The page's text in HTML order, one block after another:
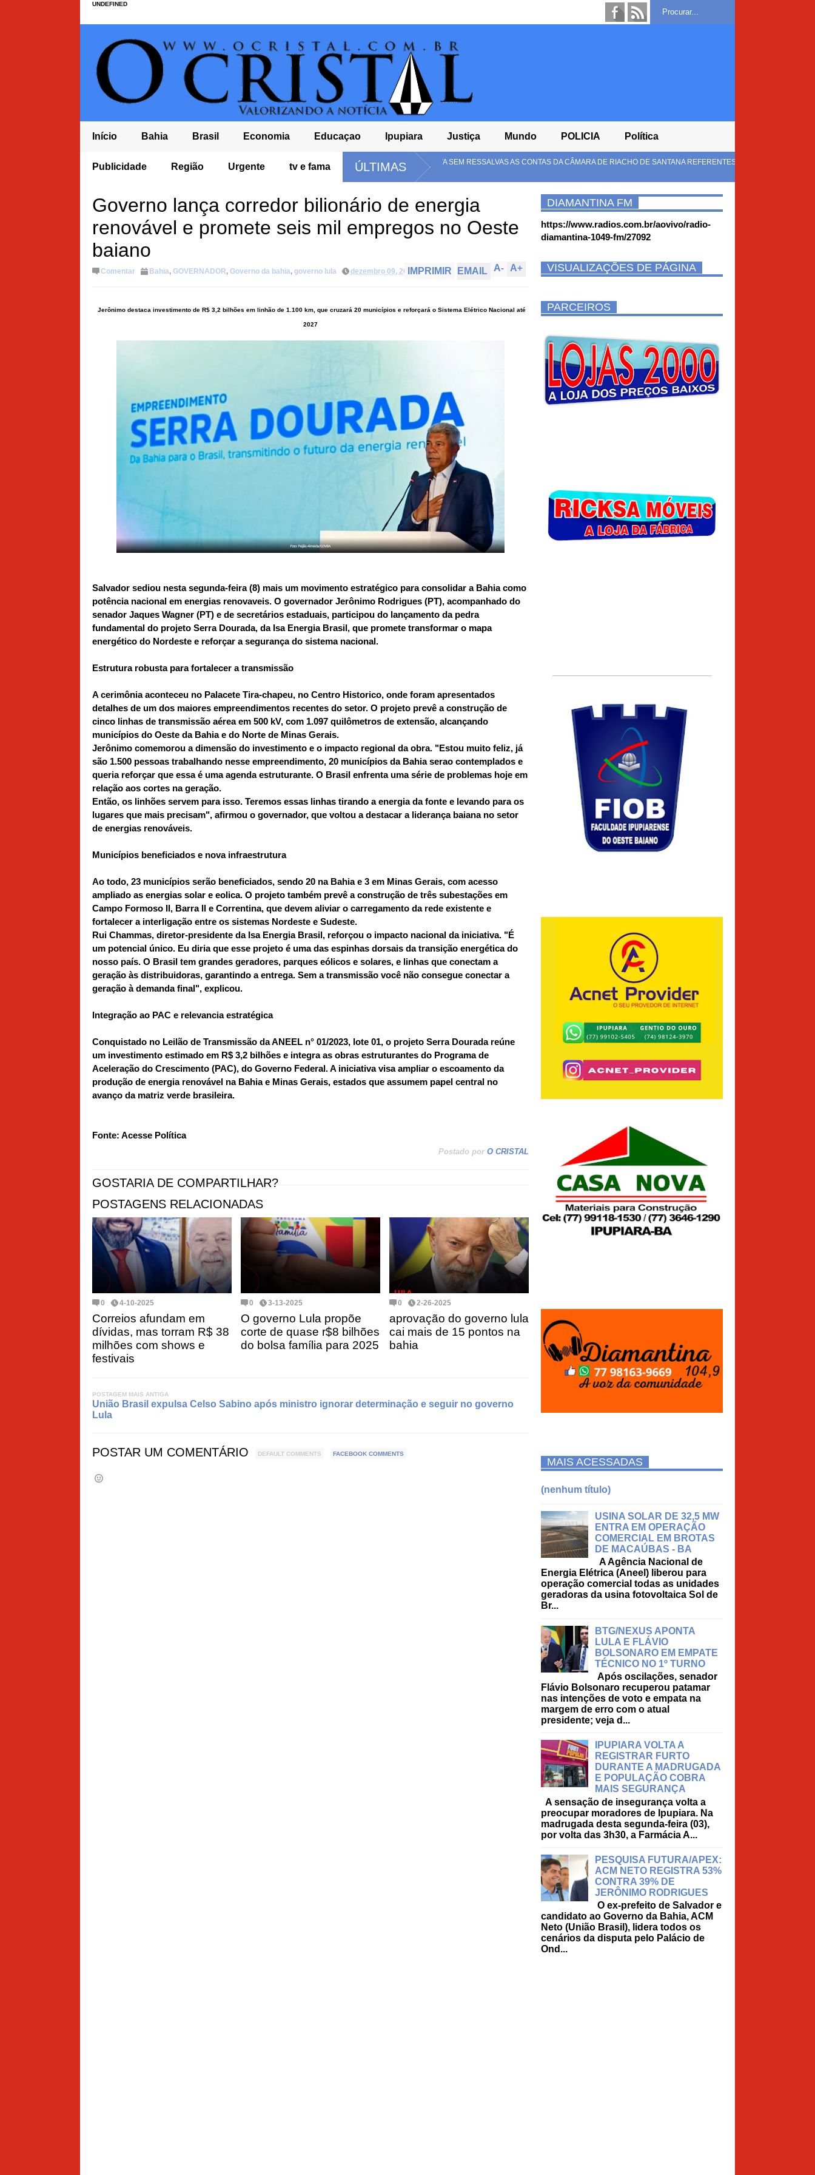
UNDEFINED
Início Bahia Brasil Economia Educaçao Ipupiara Justiça Mundo POLICIA Política
Publicidade Região Urgente tv e fama ÚLTIMAS
NO BRASIL E TEM PIOR NOTA DO ENSINO MÉDIO NO
TCM-BA APROVA SEM RESSALVAS AS CONTAS DA CÂMARA DE RIACHO DE SANTANA REFERENTES AO EXERCÍCIO
DE 2024
MULUNGU DO
Governo lança corredor bilionário de energia
renovável e promete seis mil empregos no Oeste
baiano
Comentar Bahia, GOVERNADOR, Governo da bahia, governo lula dezembro 09, 2025 A+
A-
IMPRIMIR EMAIL
Jerônimo destaca investimento de R$ 3,2 bilhões em linhão de 1.100 km, que cruzará 20 municípios e reforçará o Sistema Elétrico Nacional até
2027
Salvador sediou nesta segunda-feira (8) mais um movimento estratégico para consolidar a Bahia como
potência nacional em energias renovaveis. O governador Jerônimo Rodrigues (PT), acompanhado do
senador Jaques Wagner (PT) e de secretários estaduais, participou do lançamento da pedra
fundamental do projeto Serra Dourada, da Isa Energia Brasil, que promete transformar o mapa
energético do Nordeste e reforçar a segurança do sistema nacional.
Estrutura robusta para fortalecer a transmissão
A cerimônia aconteceu no Palacete Tira-chapeu, no Centro Historico, onde foram apresentados
detalhes de um dos maiores empreendimentos recentes do setor. O projeto prevê a construção de
cinco linhas de transmissão aérea em 500 kV, com 1.097 quilômetros de extensão, alcançando
municípios do Oeste da Bahia e do Norte de Minas Gerais.
Jerônimo comemorou a dimensão do investimento e o impacto regional da obra. "Estou muito feliz, já
são 1.500 pessoas trabalhando nesse empreendimento, 20 municípios da Bahia serao contemplados e
queria reforçar que essa é uma agenda estruturante. O Brasil enfrenta uma série de problemas hoje em
relação aos cortes na geração.
Então, os linhões servem para isso. Teremos essas linhas tirando a energia da fonte e levando para os
lugares que mais precisam", afirmou o governador, que voltou a destacar a liderança baiana no setor
de energias renováveis.
Municípios beneficiados e nova infraestrutura
Ao todo, 23 municípios serão beneficiados, sendo 20 na Bahia e 3 em Minas Gerais, com acesso
ampliado as energias solar e eolica. O projeto também prevê a construção de três subestações em
Campo Formoso II, Barra Il e Correntina, que devem aliviar o carregamento da rede existente e
fortalecer a interligação entre os sistemas Nordeste e Sudeste.
Rui Chammas, diretor-presidente da Isa Energia Brasil, reforçou o impacto nacional da iniciativa. "É
um potencial único. Eu diria que esse projeto é uma das espinhas dorsais da transição energética do
nosso país. O Brasil tem grandes geradores, parques eólicos e solares, e linhas que conectam a
geração às distribuidoras, garantindo a entrega. Sem a transmissão você não consegue conectar a
geração à demanda final", explicou.
Integração ao PAC e relevancia estratégica
Conquistado no Leilão de Transmissão da ANEEL n° 01/2023, lote 01, o projeto Serra Dourada reúne
um investimento estimado em R$ 3,2 bilhões e integra as obras estruturantes do Programa de
Aceleração do Crescimento (PAC), do Governo Federal. A iniciativa visa ampliar o escoamento da
produção de energia renovável na Bahia e Minas Gerais, estados que assumem papel central no
avanço da matriz verde brasileira.
Fonte: Acesse Política
Postado por O CRISTAL
GOSTARIA DE COMPARTILHAR?
POSTAGENS RELACIONADAS
0 4-10-2025
Correios afundam em
dívidas, mas torram R$ 38
milhões com shows e
festivais
0 3-13-2025
O governo Lula propõe
corte de quase r$8 bilhões
do bolsa família para 2025
0 2-26-2025
aprovação do governo lula
cai mais de 15 pontos na
bahia
POSTAGEM MAIS ANTIGA
União Brasil expulsa Celso Sabino após ministro ignorar determinação e seguir no governo
Lula
POSTAR UM COMENTÁRIO DEFAULT COMMENTS FACEBOOK COMMENTS
DIAMANTINA FM
https://www.radios.com.br/aovivo/radio-
diamantina-1049-fm/27092
VISUALIZAÇÕES DE PÁGINA
PARCEIROS
MAIS ACESSADAS
(nenhum título)
USINA SOLAR DE 32,5 MW
ENTRA EM OPERAÇÃO
COMERCIAL EM BROTAS
DE MACAÚBAS - BA
A Agência Nacional de
Energia Elétrica (Aneel) liberou para
operação comercial todas as unidades
geradoras da usina fotovoltaica Sol de
Br...
BTG/NEXUS APONTA
LULA E FLÁVIO
BOLSONARO EM EMPATE
TÉCNICO NO 1º TURNO
Após oscilações, senador
Flávio Bolsonaro recuperou patamar
nas intenções de voto e empata na
margem de erro com o atual
presidente; veja d...
IPUPIARA VOLTA A
REGISTRAR FURTO
DURANTE A MADRUGADA
E POPULAÇÃO COBRA
MAIS SEGURANÇA
A sensação de insegurança volta a
preocupar moradores de Ipupiara. Na
madrugada desta segunda-feira (03),
por volta das 3h30, a Farmácia A...
PESQUISA FUTURA/APEX:
ACM NETO REGISTRA 53%
CONTRA 39% DE
JERÔNIMO RODRIGUES
O ex-prefeito de Salvador e
candidato ao Governo da Bahia, ACM
Neto (União Brasil), lidera todos os
cenários da disputa pelo Palácio de
Ond...